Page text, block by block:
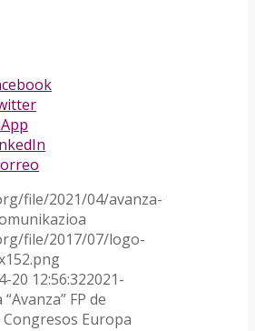
file/2021/04/avanza-
file/2017/07/logo-
20 12:56:322021-
“Avanza” FP de
Congresos Europa